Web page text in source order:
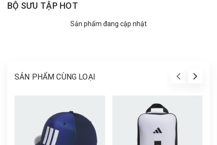
BỘ SƯU TẬP HOT
Sản phẩm đang cập nhật
SẢN PHẨM CÙNG LOẠI